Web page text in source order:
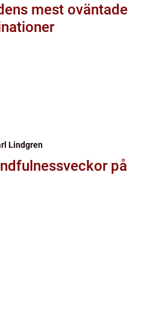
mest oväntade
Lindgren
på